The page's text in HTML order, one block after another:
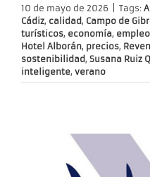
10 de mayo de 2026 Tags:
Cádiz, calidad , Campo de
turísticos, economía, empleo
Hotel Alborán, precios,
sostenibilidad , Susana Ruiz
inteligente, verano